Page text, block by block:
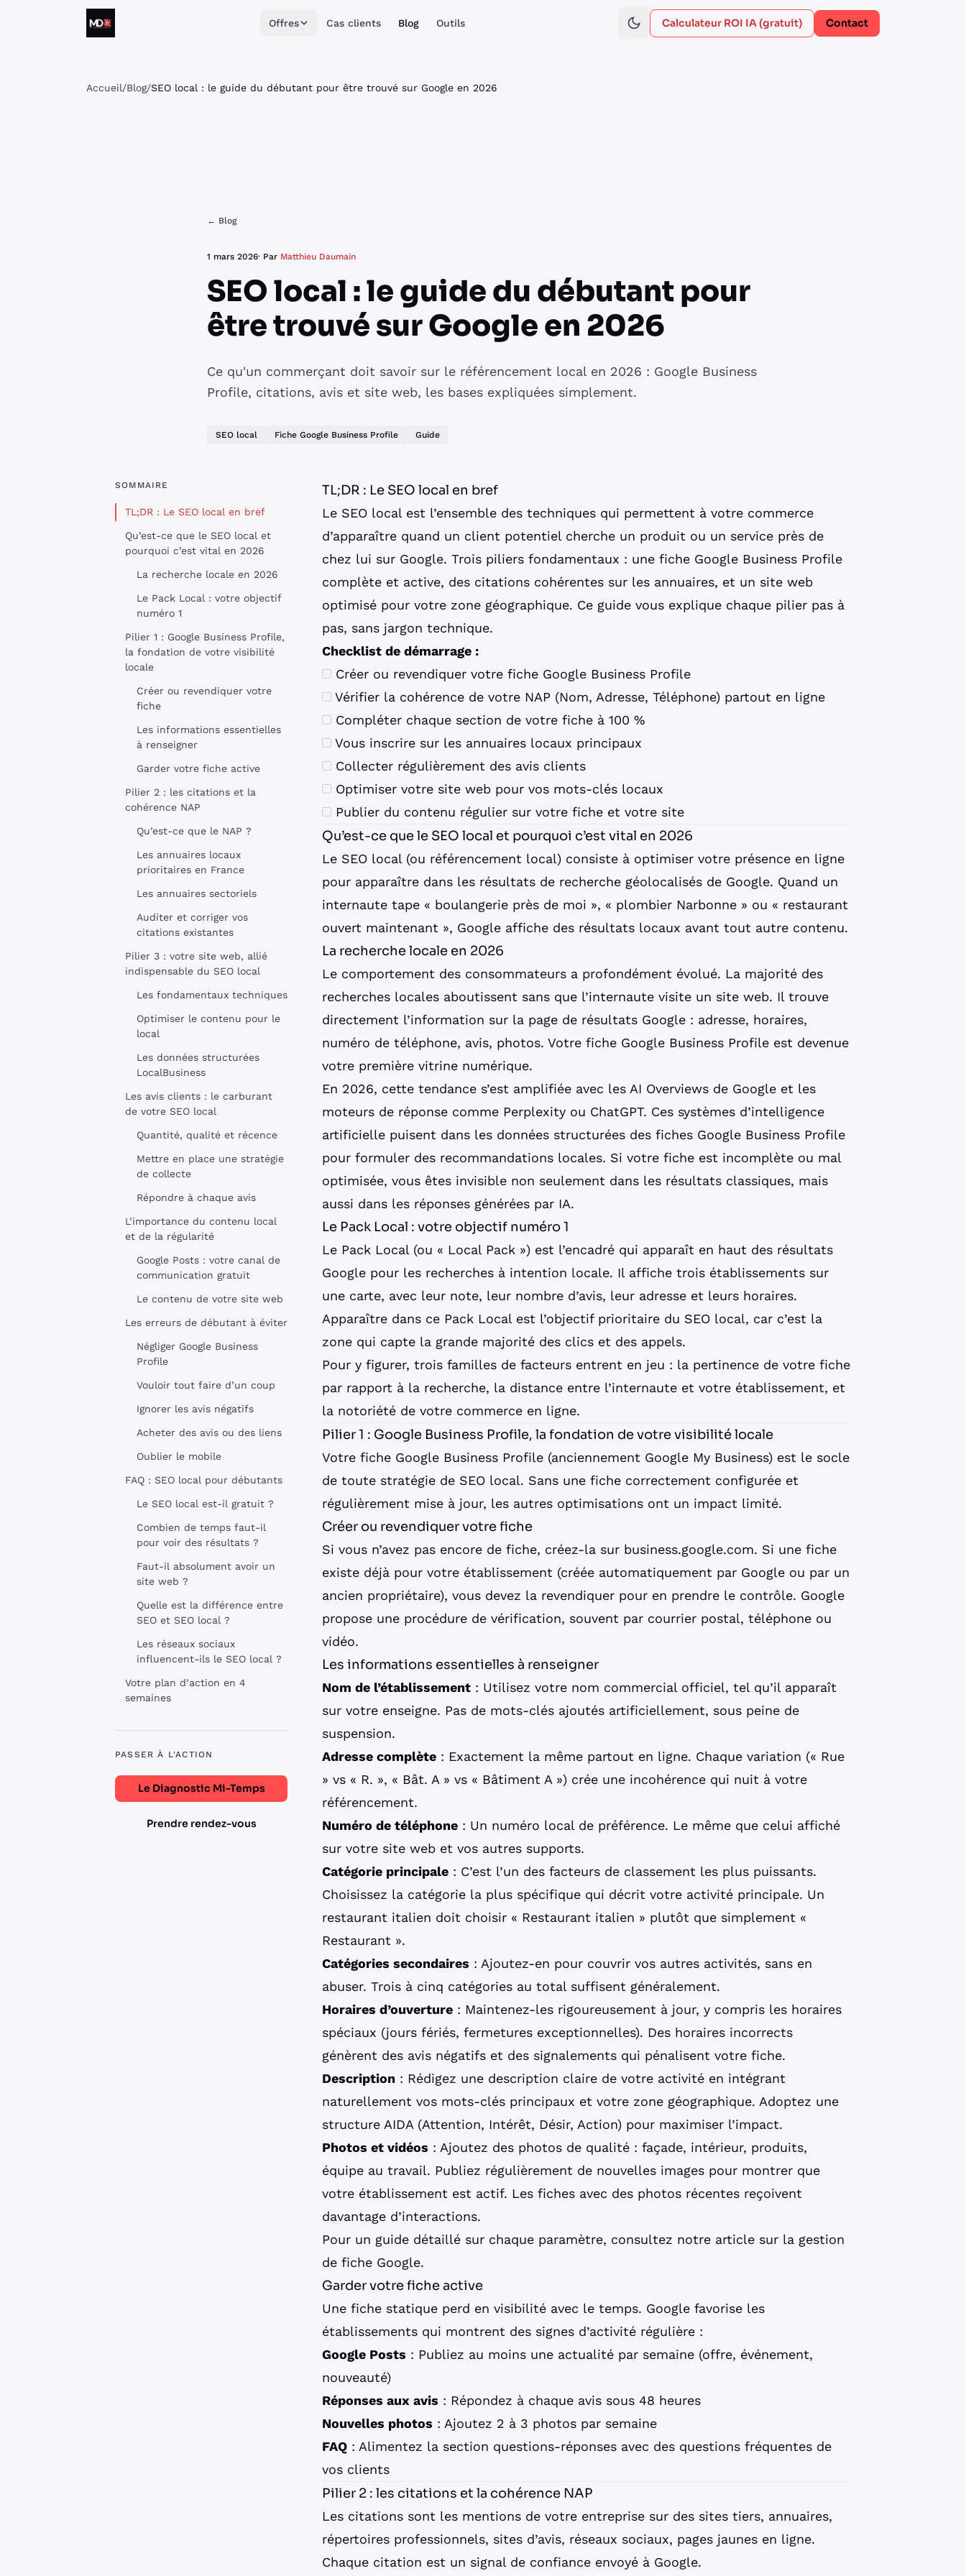
Aller au contenu
Matthieu Daumain
Offres Cas clients Blog Outils Calculateur ROI IA (gratuit) Contact
Accueil/Blog/SEO local : le guide du débutant pour être trouvé sur Google en 2026
← Blog
1 mars 2026· Par Matthieu Daumain
SEO local : le guide du débutant pour
être trouvé sur Google en 2026
Ce qu'un commerçant doit savoir sur le référencement local en 2026 : Google Business
Profile, citations, avis et site web, les bases expliquées simplement.
SEO local Fiche Google Business Profile Guide
SOMMAIRE
TL;DR : Le SEO local en bref
Qu’est-ce que le SEO local et
pourquoi c’est vital en 2026
La recherche locale en 2026
Le Pack Local : votre objectif
numéro 1
Pilier 1 : Google Business Profile,
la fondation de votre visibilité
locale
Créer ou revendiquer votre
fiche
Les informations essentielles
à renseigner
Garder votre fiche active
Pilier 2 : les citations et la
cohérence NAP
Qu’est-ce que le NAP ?
Les annuaires locaux
prioritaires en France
Les annuaires sectoriels
Auditer et corriger vos
citations existantes
Pilier 3 : votre site web, allié
indispensable du SEO local
Les fondamentaux techniques
Optimiser le contenu pour le
local
Les données structurées
LocalBusiness
Les avis clients : le carburant
de votre SEO local
Quantité, qualité et récence
Mettre en place une stratégie
de collecte
Répondre à chaque avis
L’importance du contenu local
et de la régularité
Google Posts : votre canal de
communication gratuit
Le contenu de votre site web
Les erreurs de débutant à éviter
Négliger Google Business
Profile
Vouloir tout faire d’un coup
Ignorer les avis négatifs
Acheter des avis ou des liens
Oublier le mobile
FAQ : SEO local pour débutants
Le SEO local est-il gratuit ?
Combien de temps faut-il
pour voir des résultats ?
Faut-il absolument avoir un
site web ?
Quelle est la différence entre
SEO et SEO local ?
Les réseaux sociaux
influencent-ils le SEO local ?
Votre plan d’action en 4
semaines
PASSER À L'ACTION
Le Diagnostic Mi-Temps
Prendre rendez-vous
TL;DR : Le SEO local en bref
Le SEO local est l’ensemble des techniques qui permettent à votre commerce
d’apparaître quand un client potentiel cherche un produit ou un service près de
chez lui sur Google. Trois piliers fondamentaux : une fiche Google Business Profile
complète et active, des citations cohérentes sur les annuaires, et un site web
optimisé pour votre zone géographique. Ce guide vous explique chaque pilier pas à
pas, sans jargon technique.
Checklist de démarrage :
Créer ou revendiquer votre fiche Google Business Profile
Vérifier la cohérence de votre NAP (Nom, Adresse, Téléphone) partout en ligne
Compléter chaque section de votre fiche à 100 %
Vous inscrire sur les annuaires locaux principaux
Collecter régulièrement des avis clients
Optimiser votre site web pour vos mots-clés locaux
Publier du contenu régulier sur votre fiche et votre site
Qu’est-ce que le SEO local et pourquoi c’est vital en 2026
Le SEO local (ou référencement local) consiste à optimiser votre présence en ligne
pour apparaître dans les résultats de recherche géolocalisés de Google. Quand un
internaute tape « boulangerie près de moi », « plombier Narbonne » ou « restaurant
ouvert maintenant », Google affiche des résultats locaux avant tout autre contenu.
La recherche locale en 2026
Le comportement des consommateurs a profondément évolué. La majorité des
recherches locales aboutissent sans que l’internaute visite un site web. Il trouve
directement l’information sur la page de résultats Google : adresse, horaires,
numéro de téléphone, avis, photos. Votre fiche Google Business Profile est devenue
votre première vitrine numérique.
En 2026, cette tendance s’est amplifiée avec les AI Overviews de Google et les
moteurs de réponse comme Perplexity ou ChatGPT. Ces systèmes d’intelligence
artificielle puisent dans les données structurées des fiches Google Business Profile
pour formuler des recommandations locales. Si votre fiche est incomplète ou mal
optimisée, vous êtes invisible non seulement dans les résultats classiques, mais
aussi dans les réponses générées par IA.
Le Pack Local : votre objectif numéro 1
Le Pack Local (ou « Local Pack ») est l’encadré qui apparaît en haut des résultats
Google pour les recherches à intention locale. Il affiche trois établissements sur
une carte, avec leur note, leur nombre d’avis, leur adresse et leurs horaires.
Apparaître dans ce Pack Local est l’objectif prioritaire du SEO local, car c’est la
zone qui capte la grande majorité des clics et des appels.
Pour y figurer, trois familles de facteurs entrent en jeu : la pertinence de votre fiche
par rapport à la recherche, la distance entre l’internaute et votre établissement, et
la notoriété de votre commerce en ligne.
Pilier 1 : Google Business Profile, la fondation de votre visibilité locale
Votre fiche Google Business Profile (anciennement Google My Business) est le socle
de toute stratégie de SEO local. Sans une fiche correctement configurée et
régulièrement mise à jour, les autres optimisations ont un impact limité.
Créer ou revendiquer votre fiche
Si vous n’avez pas encore de fiche, créez-la sur business.google.com. Si une fiche
existe déjà pour votre établissement (créée automatiquement par Google ou par un
ancien propriétaire), vous devez la revendiquer pour en prendre le contrôle. Google
propose une procédure de vérification, souvent par courrier postal, téléphone ou
vidéo.
Les informations essentielles à renseigner
Nom de l’établissement : Utilisez votre nom commercial officiel, tel qu’il apparaît
sur votre enseigne. Pas de mots-clés ajoutés artificiellement, sous peine de
suspension.
Adresse complète : Exactement la même partout en ligne. Chaque variation (« Rue
» vs « R. », « Bât. A » vs « Bâtiment A ») crée une incohérence qui nuit à votre
référencement.
Numéro de téléphone : Un numéro local de préférence. Le même que celui affiché
sur votre site web et vos autres supports.
Catégorie principale : C’est l’un des facteurs de classement les plus puissants.
Choisissez la catégorie la plus spécifique qui décrit votre activité principale. Un
restaurant italien doit choisir « Restaurant italien » plutôt que simplement «
Restaurant ».
Catégories secondaires : Ajoutez-en pour couvrir vos autres activités, sans en
abuser. Trois à cinq catégories au total suffisent généralement.
Horaires d’ouverture : Maintenez-les rigoureusement à jour, y compris les horaires
spéciaux (jours fériés, fermetures exceptionnelles). Des horaires incorrects
génèrent des avis négatifs et des signalements qui pénalisent votre fiche.
Description : Rédigez une description claire de votre activité en intégrant
naturellement vos mots-clés principaux et votre zone géographique. Adoptez une
structure AIDA (Attention, Intérêt, Désir, Action) pour maximiser l’impact.
Photos et vidéos : Ajoutez des photos de qualité : façade, intérieur, produits,
équipe au travail. Publiez régulièrement de nouvelles images pour montrer que
votre établissement est actif. Les fiches avec des photos récentes reçoivent
davantage d’interactions.
Pour un guide détaillé sur chaque paramètre, consultez notre article sur la gestion
de fiche Google.
Garder votre fiche active
Une fiche statique perd en visibilité avec le temps. Google favorise les
établissements qui montrent des signes d’activité régulière :
Google Posts : Publiez au moins une actualité par semaine (offre, événement,
nouveauté)
Réponses aux avis : Répondez à chaque avis sous 48 heures
Nouvelles photos : Ajoutez 2 à 3 photos par semaine
FAQ : Alimentez la section questions-réponses avec des questions fréquentes de
vos clients
Pilier 2 : les citations et la cohérence NAP
Les citations sont les mentions de votre entreprise sur des sites tiers, annuaires,
répertoires professionnels, sites d’avis, réseaux sociaux, pages jaunes en ligne.
Chaque citation est un signal de confiance envoyé à Google.